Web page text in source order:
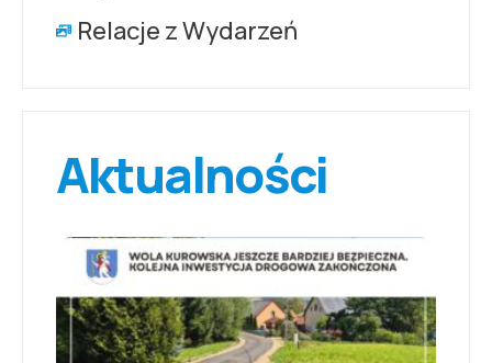
Relacje z Wydarzeń
Aktualności